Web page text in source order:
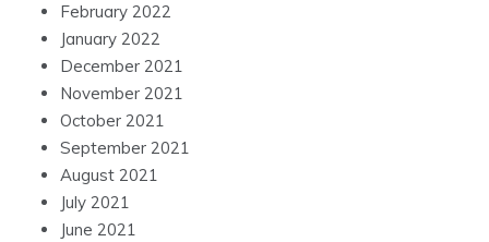
February 2022
January 2022
December 2021
November 2021
October 2021
September 2021
August 2021
July 2021
June 2021